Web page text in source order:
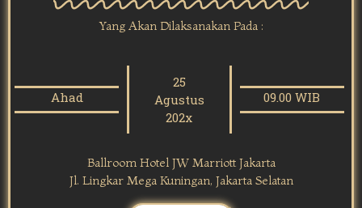
Yang Akan Dilaksanakan Pada :
Ahad
25
Agustus
202x
09.00 WIB
Ballroom Hotel JW Marriott Jakarta
Jl. Lingkar Mega Kuningan, Jakarta Selatan